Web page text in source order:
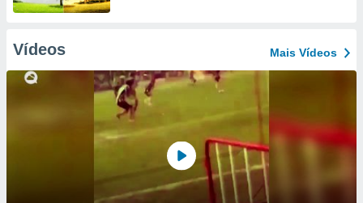
Vídeos Mais Vídeos